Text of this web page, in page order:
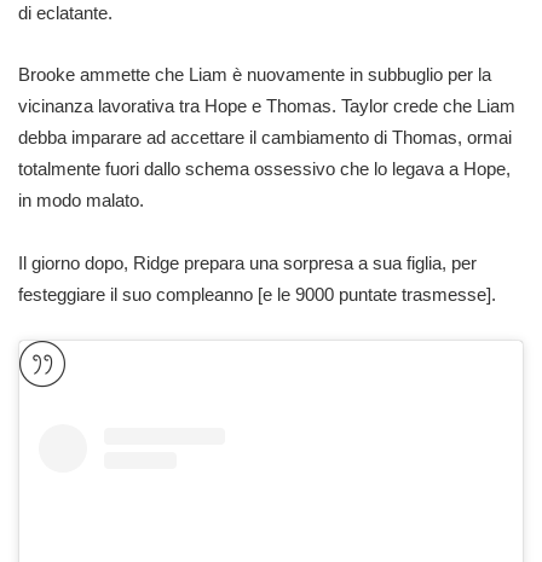
di eclatante.
Brooke ammette che Liam è nuovamente in subbuglio per la
vicinanza lavorativa tra Hope e Thomas. Taylor crede che Liam
debba imparare ad accettare il cambiamento di Thomas, ormai
totalmente fuori dallo schema ossessivo che lo legava a Hope,
in modo malato.
Il giorno dopo, Ridge prepara una sorpresa a sua figlia, per
festeggiare il suo compleanno [e le 9000 puntate trasmesse].